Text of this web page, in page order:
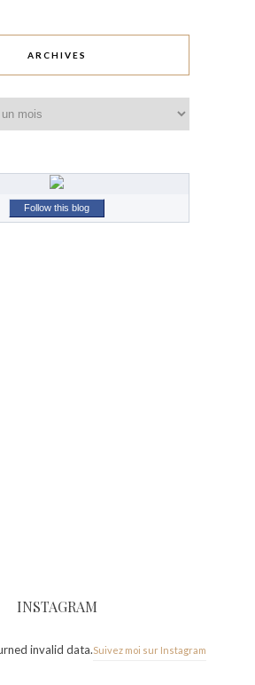
ARCHIVES
Follow this blog
INSTAGRAM
invalid data.Suivez moi sur Instagram